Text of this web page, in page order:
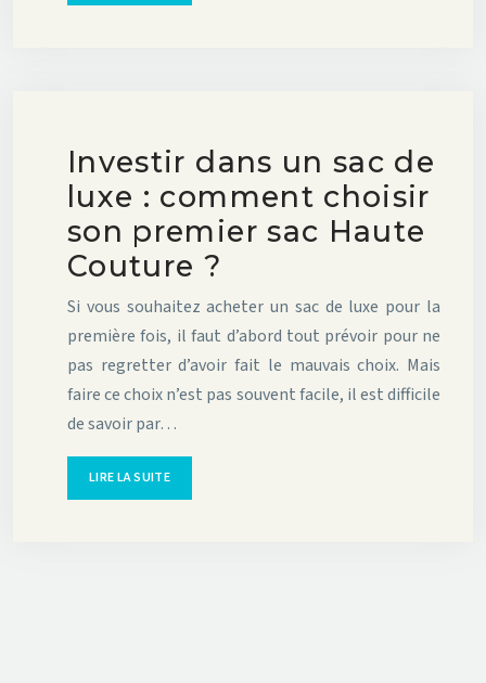
Investir dans un sac de
luxe : comment choisir
son premier sac Haute
Couture ?
Si vous souhaitez acheter un sac de luxe pour la
première fois, il faut d’abord tout prévoir pour ne
pas regretter d’avoir fait le mauvais choix. Mais
faire ce choix n’est pas souvent facile, il est difficile
de savoir par…
LIRE LA SUITE